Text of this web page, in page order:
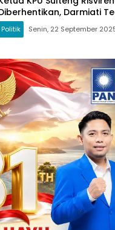
Darmiati
Politik Senin, 22 September